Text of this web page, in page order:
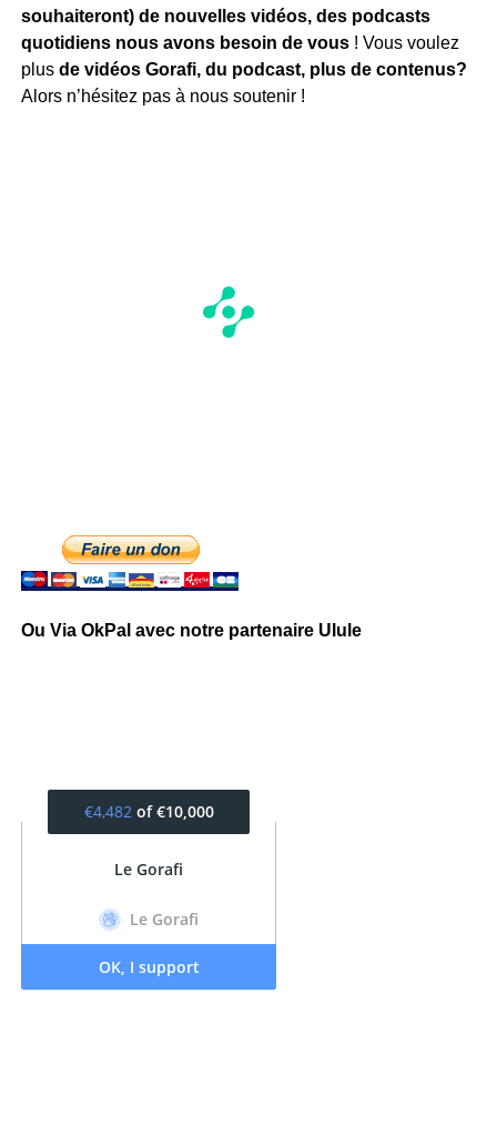
souhaiteront) de nouvelles vidéos, des podcasts
quotidiens nous avons besoin de vous ! Vous voulez
plus de vidéos Gorafi, du podcast, plus de contenus?
Alors n’hésitez pas à nous soutenir !
Ou Via OkPal avec notre partenaire Ulule